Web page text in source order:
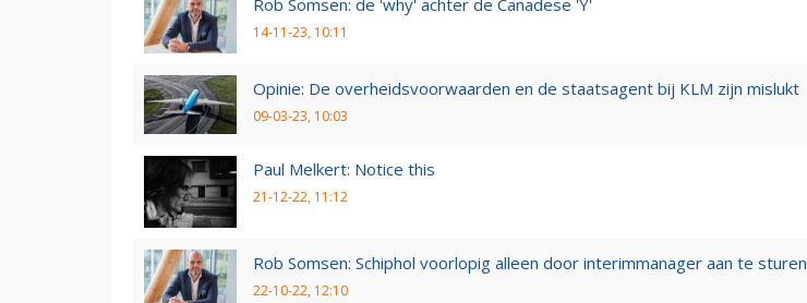
Rob Somsen: de 'why' achter de Canadese 'Y'
14-11-23, 10:11
Opinie: De overheidsvoorwaarden en de staatsagent bij KLM zijn mislukt
09-03-23, 10:03
Paul Melkert: Notice this
21-12-22, 11:12
Rob Somsen: Schiphol voorlopig alleen door interimmanager aan te sturen
22-10-22, 12:10